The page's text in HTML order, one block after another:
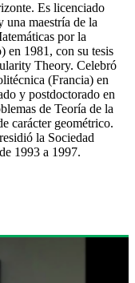
Es licenciado
maestría de la
por la
1981, con su tesis
Theory. Celebró
(Francia) en
y postdoctorado en
de Teoría de la
carácter geométrico.
la Sociedad
1993 a 1997.